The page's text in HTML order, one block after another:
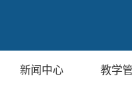
新闻中心 教学